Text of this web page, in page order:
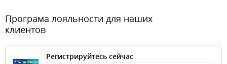
Програма лояльности для наших
клиентов
Регистрируйтесь сейчас